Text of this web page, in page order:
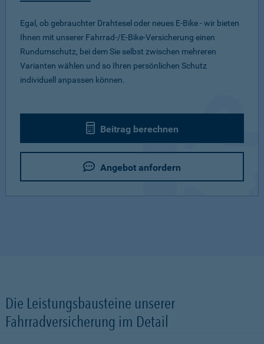
Egal, ob gebrauchter Drahtesel oder neues E-Bike - wir bieten
Ihnen mit unserer Fahrrad-/E-Bike-Versicherung einen
Rundumschutz, bei dem Sie selbst zwischen mehreren
Varianten wählen und so Ihren persönlichen Schutz
individuell anpassen können.
Beitrag berechnen
Angebot anfordern
Die Leistungsbausteine unserer
Fahrradversicherung im Detail